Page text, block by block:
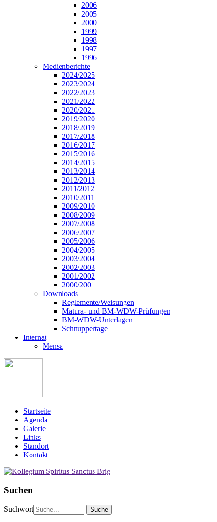
2006
2005
2000
1999
1998
1997
1996
Medienberichte
2024/2025
2023/2024
2022/2023
2021/2022
2020/2021
2019/2020
2018/2019
2017/2018
2016/2017
2015/2016
2014/2015
2013/2014
2012/2013
2011/2012
2010/2011
2009/2010
2008/2009
2007/2008
2006/2007
2005/2006
2004/2005
2003/2004
2002/2003
2001/2002
2000/2001
Downloads
Reglemente/Weisungen
Matura- und BM-WDW-Prüfungen
BM-WDW-Unterlagen
Schnuppertage
Internat
Mensa
Startseite
Agenda
Galerie
Links
Standort
Kontakt
Suchen
Suchwort